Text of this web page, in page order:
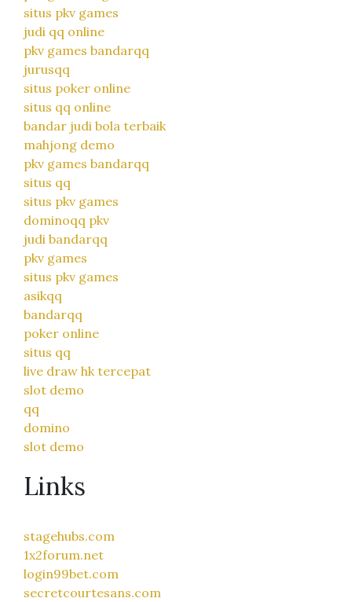
situs pkv games
judi qq online
pkv games bandarqq
jurusqq
situs poker online
situs qq online
bandar judi bola terbaik
mahjong demo
pkv games bandarqq
situs qq
situs pkv games
dominoqq pkv
judi bandarqq
pkv games
situs pkv games
asikqq
bandarqq
poker online
situs qq
live draw hk tercepat
slot demo
qq
domino
slot demo
Links
stagehubs.com
1x2forum.net
login99bet.com
secretcourtesans.com